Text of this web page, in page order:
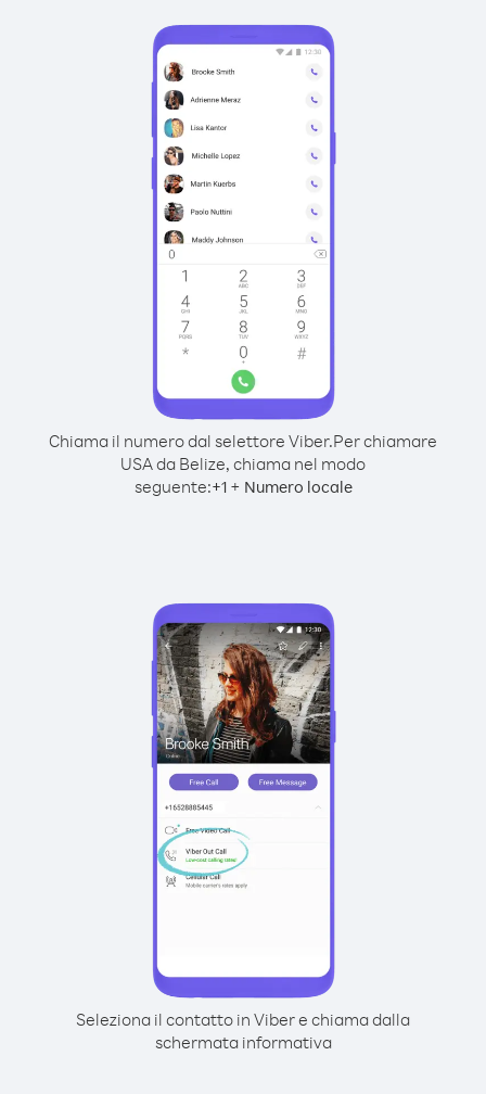
Chiama il numero dal selettore Viber.Per chiamare
USA da Belize, chiama nel modo
seguente:+1+ Numero locale
Seleziona il contatto in Viber e chiama dalla
schermata informativa